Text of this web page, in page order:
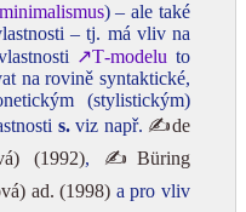
) – ale také
– tj. má vliv na
↗T‑modelu to
na rovině syntaktické,
(stylistickým)
s.viz např. ✍de
(1992), ✍Büring
ad. (1998) a pro vliv